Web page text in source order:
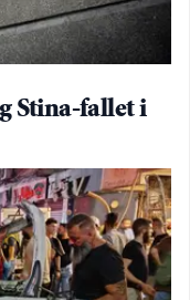
Stina-fallet i